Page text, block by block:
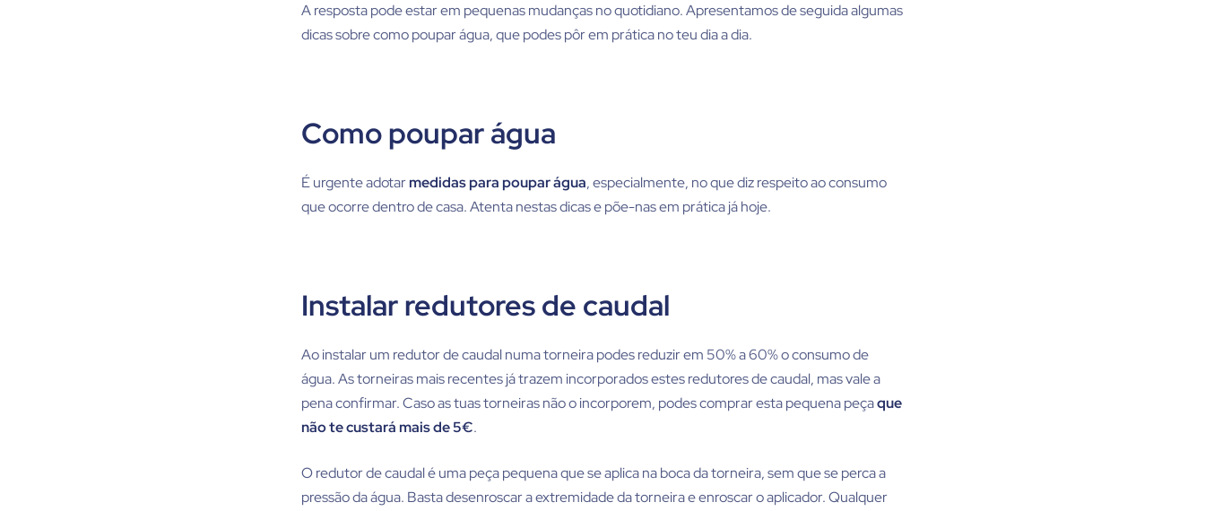
A resposta pode estar em pequenas mudanças no quotidiano. Apresentamos de seguida algumas
dicas sobre como poupar água, que podes pôr em prática no teu dia a dia.
Como poupar água
É urgente adotarmedidas para poupar água, especialmente, no que diz respeito ao consumo
que ocorre dentro de casa. Atenta nestas dicas e põe-nas em prática já hoje.
Instalar redutores de caudal
Ao instalar um redutor de caudal numa torneira podes reduzir em 50% a 60% o consumo de
água. As torneiras mais recentes já trazem incorporados estes redutores de caudal, mas vale a
pena confirmar. Caso as tuas torneiras não o incorporem, podes comprar esta pequena peçaque
não te custará mais de 5€.
O redutor de caudal é uma peça pequena que se aplica na boca da torneira, sem que se perca a
pressão da água. Basta desenroscar a extremidade da torneira e enroscar o aplicador. Qualquer